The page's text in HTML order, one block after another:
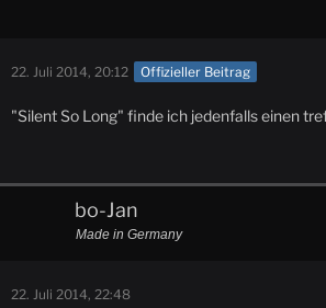
22. Juli 2014, 20:12 Offizieller Beitrag
"Silent So Long" finde ich jedenfalls einen
bo-Jan
Made in Germany
22. Juli 2014, 22:48